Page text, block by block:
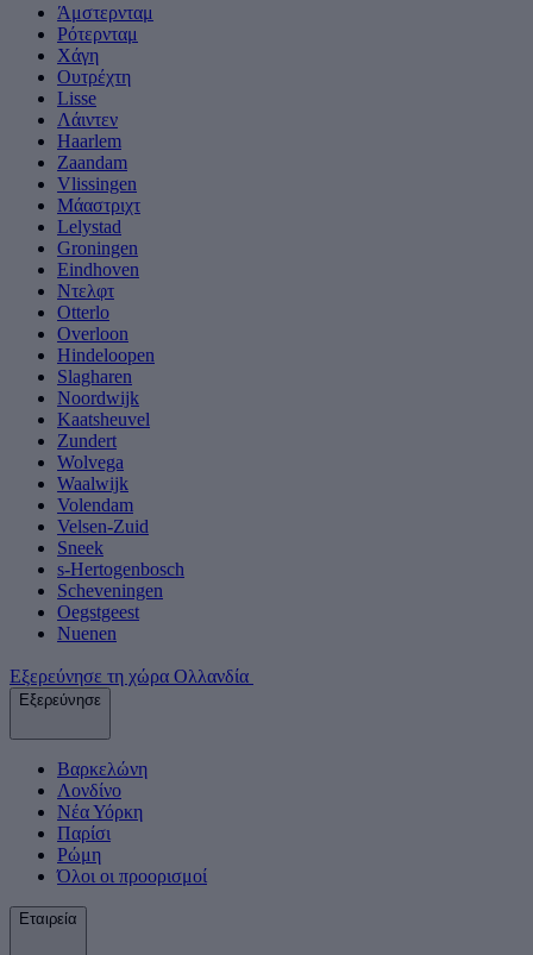
Άμστερνταμ
Ρότερνταμ
Χάγη
Ουτρέχτη
Lisse
Λάιντεν
Haarlem
Zaandam
Vlissingen
Μάαστριχτ
Lelystad
Groningen
Eindhoven
Ντελφτ
Otterlo
Overloon
Hindeloopen
Slagharen
Noordwijk
Kaatsheuvel
Zundert
Wolvega
Waalwijk
Volendam
Velsen-Zuid
Sneek
s-Hertogenbosch
Scheveningen
Oegstgeest
Nuenen
Εξερεύνησε τη χώρα Ολλανδία
Εξερεύνησε
Βαρκελώνη
Λονδίνο
Νέα Υόρκη
Παρίσι
Ρώμη
Όλοι οι προορισμοί
Εταιρεία